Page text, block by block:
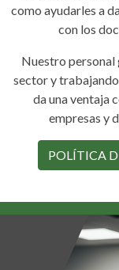
como ayudarles a
con los
Nuestro personal
sector y
da una ventaja
empresas y
POLÍTICA